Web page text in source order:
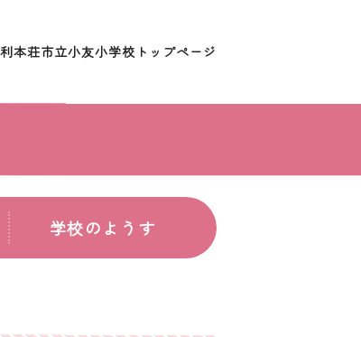
本荘市立小友小学校トップページ
学校のようす